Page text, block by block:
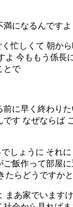
になるんですよ
忙しくて 朝
今ももう係
とで
に早く終わり
す なぜなら
しょうに それ
飯作って部屋
らどうですか
あ家でいま